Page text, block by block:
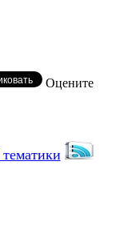
Оцените